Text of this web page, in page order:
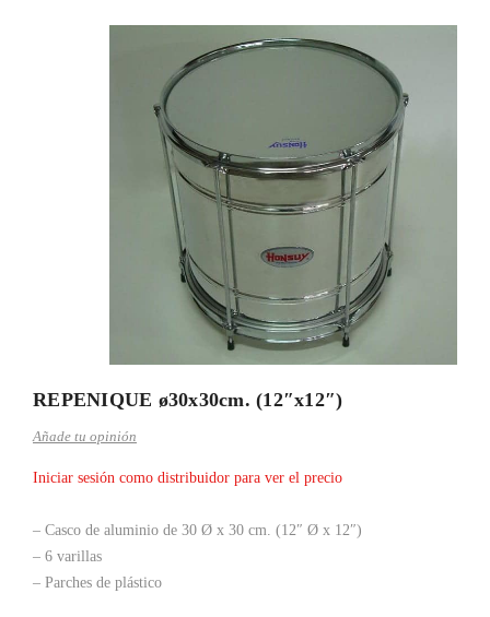
REPENIQUE ø30x30cm. (12″x12″)
Añade tu opinión
Iniciar sesión como distribuidor para ver el precio
– Casco de aluminio de 30 Ø x 30 cm. (12″ Ø x 12″)
– 6 varillas
– Parches de plástico